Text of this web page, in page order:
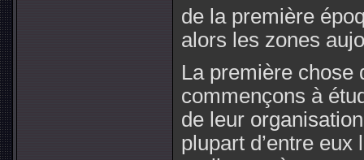
de la première
alors les zones
La première chose
commençons à
de leur
plupart d’entre